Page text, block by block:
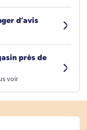
d’avis
près de
voir